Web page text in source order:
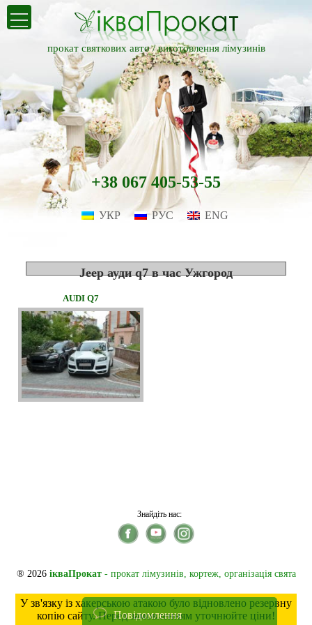
прокат святкових авто /виготовлення лімузинів
+38 067 405-53-55
УКР РУС ENG
Jeep ауди q7 в час Ужгород
AUDI Q7
Знайдіть нас:
® 2026 ікваПрокат- прокат лімузинів, кортеж, організація свята
У зв'язку із хакерською атакою було відновлено резервну
копію сайту. Перед замовленням уточнюйте ціни!
Повідомлення